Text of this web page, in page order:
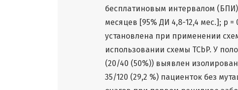
бесплатиновым интервалом
месяцев [95% ДИ 4,8-12,4 мес.]; p
установлена при применении
использовании схемы TCbP. У
(20/40 (50%)) выявлен
35/120 (29,2 %) пациенток без